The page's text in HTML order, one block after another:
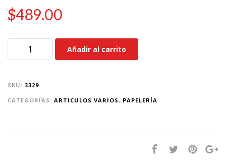
$489.00
Añadir al carrito
SKU: 3329
CATEGORÍAS: ARTICULOS VARIOS, PAPELERÍA